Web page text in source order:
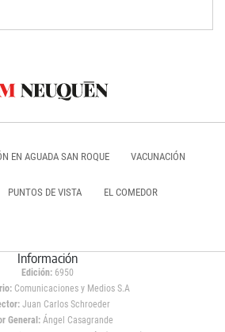
EN AGUADA SAN ROQUE VACUNACIÓN
PUNTOS DE VISTA EL COMEDOR
Información
Edición: 6950
Comunicaciones y Medios S.A
Juan Carlos Schroeder
General:Ángel Casagrande